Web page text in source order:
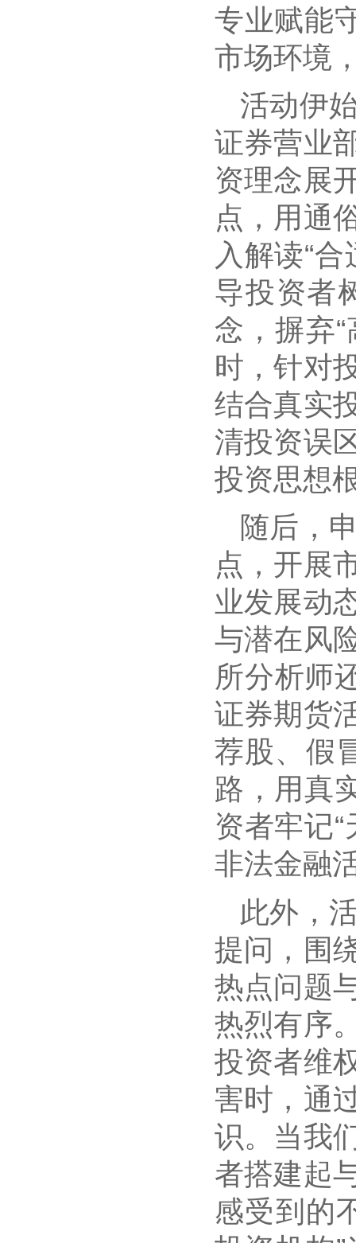
专业赋能
市场环境
活动伊
证券营业
资理念展
点，用通
入解读“
导投资者
念，摒弃
时，针对
结合真实
清投资误
投资思想
随后，
点，开展
业发展动
与潜在风
所分析师
证券期货
荐股、假
路，用真
资者牢记
非法金融
此外，
提问，围
热点问题
热烈有序
投资者维
害时，通
识。当我
者搭建起
感受到的